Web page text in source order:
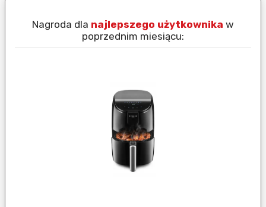
Nagroda dla najlepszego użytkownika w
poprzednim miesiącu: